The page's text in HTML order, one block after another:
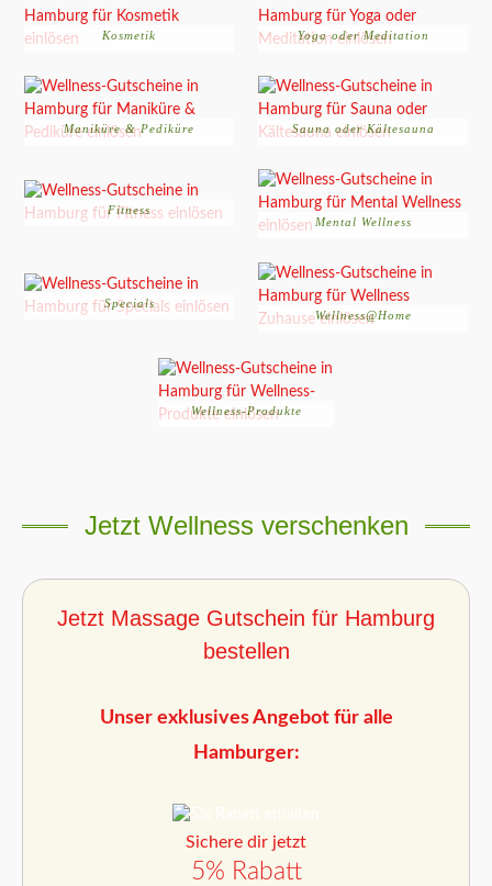
Kosmetik Yoga oder Meditation
Maniküre & Pediküre Sauna oder Kältesauna
Fitness
Mental Wellness
Specials
Wellness@Home
Wellness-Produkte
Jetzt Wellness verschenken
Jetzt Massage Gutschein für Hamburg
bestellen
Unser exklusives Angebot für alle
Hamburger:
Sichere dir jetzt
5% Rabatt